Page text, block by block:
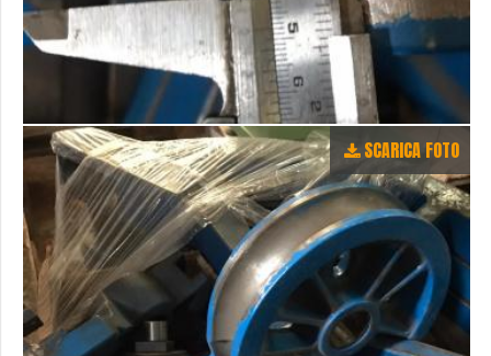
SCARICA FOTO